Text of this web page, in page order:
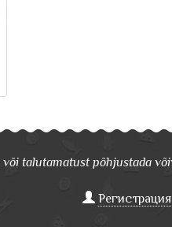
või talutamatust põhjustada
Регистрация